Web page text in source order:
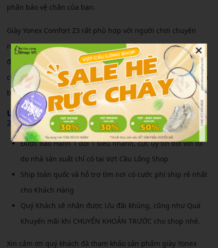
phần bảo vệ chân của bạn.
Giày Yonex Comfort Z3 rất phù hợp với người chơi chuyên
nghiệp, chơi theo phong trào nhưng có trình độ cao hoặc
đang tìm kiếm đôi giày tốt, sanh điệu, thời thượng thì đây
chắc chắn sẽ là một trong các lựa chọn vô cùng hoàn hảo cho
bạn, phù hợp với cả các bạn nam và nữ.
Ưu đãi khi muagiày cầu lông Yonex Comfort Z3
2022 trắngqua website
Được Bảo Hành 1 đổi 1 siêu nhanh, cực uy tín đối với lỗi
do nhà sản xuất chỉ có tại Vợt Cầu Lông Shop
Ship toàn quốc và hỗ trợ tìm nơi có cước phí ship rẻ nhất
cho Khách Hàng
Quý Khách sẽ nhận được Ưu đãi khủng, cũng như Quà
Khuyến mãi khi CHUYỂN KHOẢN TRƯỚC cho shop nhé.
Xin cảm ơn quý khách đã tham khảo sản phẩm giày Yonex
×